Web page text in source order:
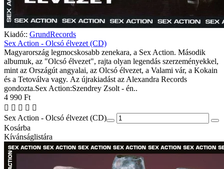
Kiadó:: GrundRecords
Sex Action - Olcsó élvezet (CD)
Magyarország legmocskosabb zenekara, a Sex Action. Második
albumuk, az "Olcsó élvezet", rajta olyan legendás szerzeményekkel,
mint az Országút angyalai, az Olcsó élvezet, a Valami vár, a Kokain
és a Tetoválva vagy. Az újrakiadást az Alexandra Records
gondozta.Sex Action:Szendrey Zsolt - én..
4 990 Ft
Sex Action - Olcsó élvezet (CD)
Kosárba
Kívánságlistára